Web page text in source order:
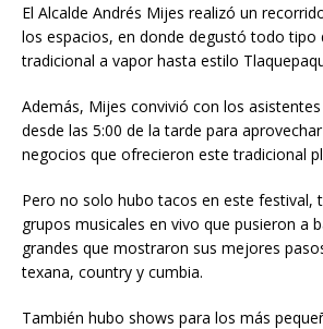
El Alcalde Andrés Mijes realizó un
los espacios, en donde degustó todo tipo
tradicional a vapor hasta estilo
Además, Mijes convivió con los
desde las 5:00 de la tarde para
negocios que ofrecieron este tradicional
Pero no solo hubo tacos en este festival,
grupos musicales en vivo que pusieron a
grandes que mostraron sus mejores
texana, country y cumbia.
También hubo shows para los más